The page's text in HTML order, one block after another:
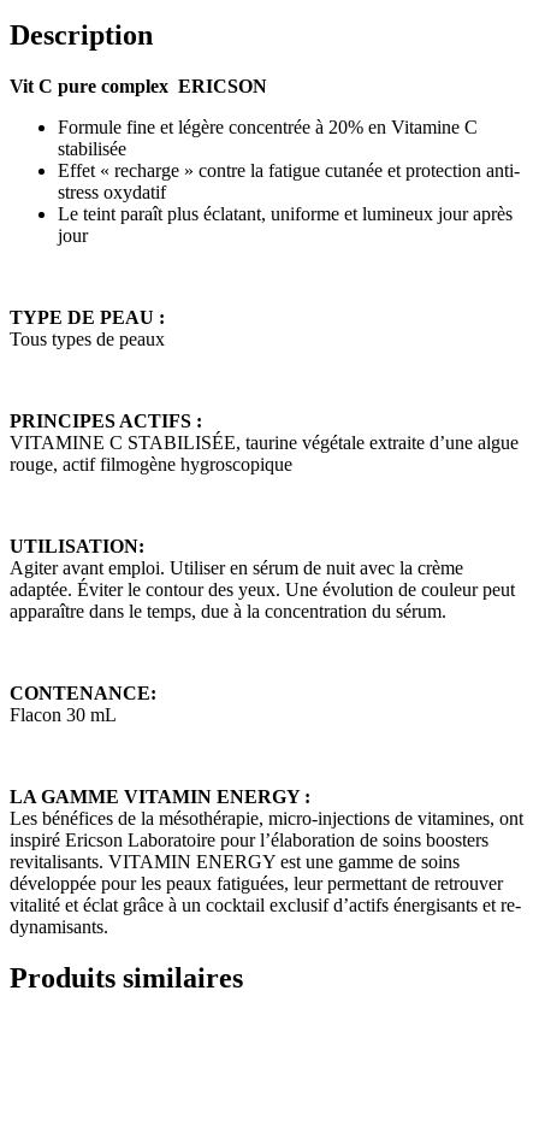
Description
Vit C pure complex ERICSON
Formule fine et légère concentrée à 20% en Vitamine C
stabilisée
Effet « recharge » contre la fatigue cutanée et protection anti-
stress oxydatif
Le teint paraît plus éclatant, uniforme et lumineux jour après
jour
TYPE DE PEAU :
Tous types de peaux
PRINCIPES ACTIFS :
VITAMINE C STABILISÉE, taurine végétale extraite d’une algue
rouge, actif filmogène hygroscopique
UTILISATION:
Agiter avant emploi. Utiliser en sérum de nuit avec la crème
adaptée. Éviter le contour des yeux. Une évolution de couleur peut
apparaître dans le temps, due à la concentration du sérum.
CONTENANCE:
Flacon 30 mL
LA GAMME VITAMIN ENERGY :
Les bénéfices de la mésothérapie, micro-injections de vitamines, ont
inspiré Ericson Laboratoire pour l’élaboration de soins boosters
revitalisants. VITAMIN ENERGY est une gamme de soins
développée pour les peaux fatiguées, leur permettant de retrouver
vitalité et éclat grâce à un cocktail exclusif d’actifs énergisants et re-
dynamisants.
Produits similaires